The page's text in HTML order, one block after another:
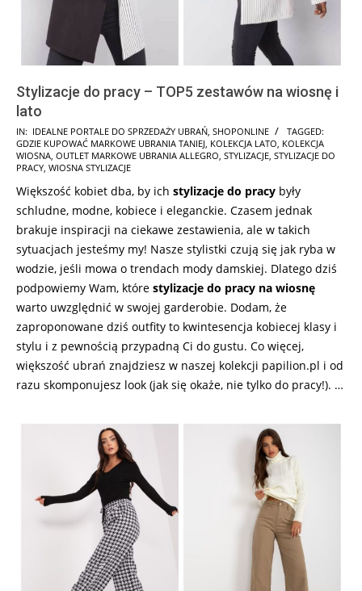
Stylizacje do pracy – TOP5 zestawów na wiosnę i
lato
2025-
03-
27
IN: IDEALNE PORTALE DO SPRZEDAŻY UBRAŃ, SHOPONLINE
TAGGED:
GDZIE KUPOWAĆ MARKOWE UBRANIA TANIEJ, KOLEKCJA LATO, KOLEKCJA
WIOSNA, OUTLET MARKOWE UBRANIA ALLEGRO, STYLIZACJE, STYLIZACJE DO
PRACY, WIOSNA STYLIZACJE
Większość kobiet dba, by ich stylizacje do pracy były
schludne, modne, kobiece i eleganckie. Czasem jednak
brakuje inspiracji na ciekawe zestawienia, ale w takich
sytuacjach jesteśmy my! Nasze stylistki czują się jak ryba w
wodzie, jeśli mowa o trendach mody damskiej. Dlatego dziś
podpowiemy Wam, które stylizacje do pracy na wiosnę
warto uwzględnić w swojej garderobie. Dodam, że
zaproponowane dziś outfity to kwintesencja kobiecej klasy i
stylu i z pewnością przypadną Ci do gustu. Co więcej,
większość ubrań znajdziesz w naszej kolekcji papilion.pl i od
razu skomponujesz look (jak się okaże, nie tylko do pracy!). …